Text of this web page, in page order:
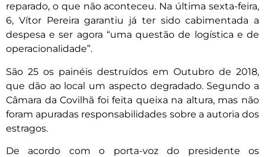
reparado, o que não aconteceu. Na última sexta-feira,
6, Vítor Pereira garantiu já ter sido cabimentada a
despesa e ser agora “uma questão de logística e de
operacionalidade”.
São 25 os painéis destruídos em Outubro de 2018,
que dão ao local um aspecto degradado. Segundo a
Câmara da Covilhã foi feita queixa na altura, mas não
foram apuradas responsabilidades sobre a autoria dos
estragos.
De acordo com o porta-voz do presidente os